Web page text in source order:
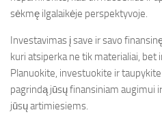
sėkmę ilgalaikėje perspektyvoje.
Investavimas į save ir savo
kuri atsiperka ne tik materialiai, bet
Planuokite, investuokite ir
pagrindą jūsų finansiniam augimui
jūsų artimiesiems.